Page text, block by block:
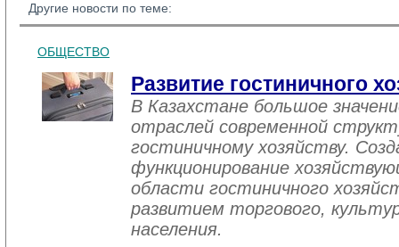
Другие новости по теме:
ОБЩЕСТВО
Развитие гостиничного
В Казахстане большое
отраслей современной
гостиничному хозяйству.
функционирование
области гостиничного
развитием торгового,
населения.